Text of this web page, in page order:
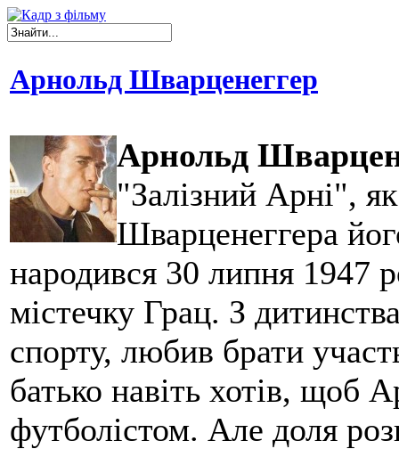
Арнольд Шварценеггер
Арнольд
"Залізний Арні",
Шварценеггера
народився 30 липня 1947
містечку Грац. З
спорту, любив брати
батько навіть хотів, щоб
футболістом. Але доля